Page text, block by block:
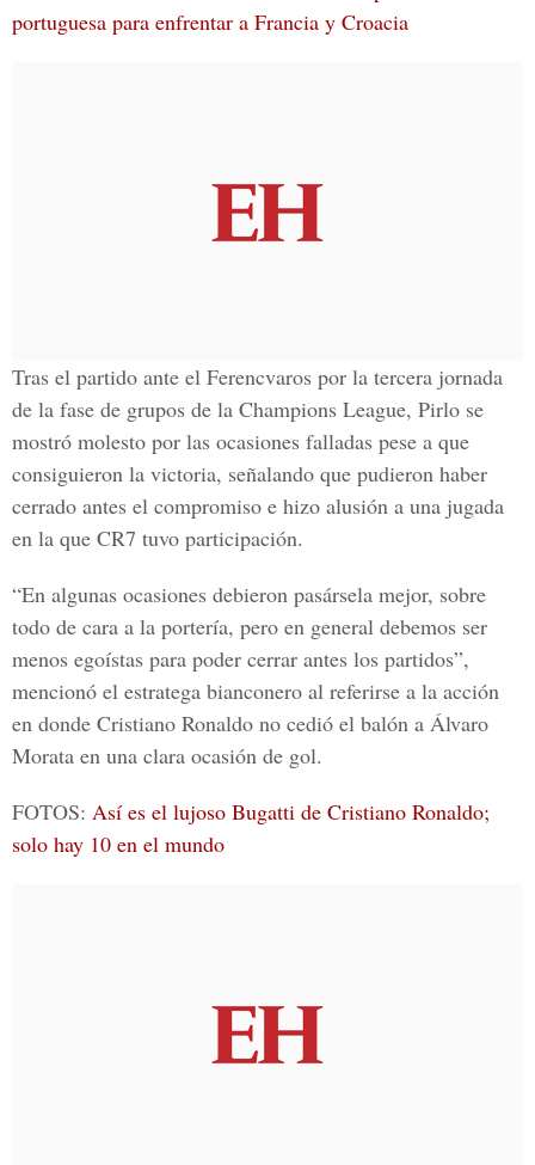
portuguesa para enfrentar a Francia y Croacia
Tras el partido ante el Ferencvaros por la tercera jornada
de la fase de grupos de la Champions League, Pirlo se
mostró molesto por las ocasiones falladas pese a que
consiguieron la victoria, señalando que pudieron haber
cerrado antes el compromiso e hizo alusión a una jugada
en la que CR7 tuvo participación.
“En algunas ocasiones debieron pasársela mejor, sobre
todo de cara a la portería, pero en general debemos ser
menos egoístas para poder cerrar antes los partidos”,
mencionó el estratega bianconero al referirse a la acción
en donde Cristiano Ronaldo no cedió el balón a Álvaro
Morata en una clara ocasión de gol.
FOTOS: Así es el lujoso Bugatti de Cristiano Ronaldo;
solo hay 10 en el mundo